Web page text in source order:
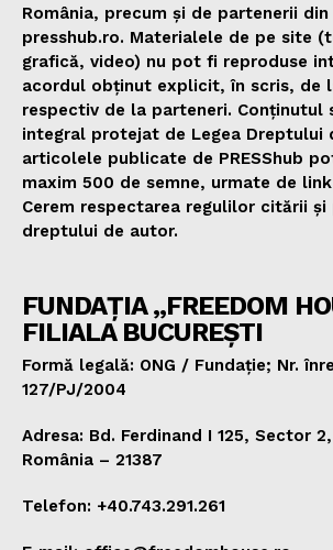
România, precum și de partenerii din
presshub.ro. Materialele de pe site
grafică, video) nu pot fi reproduse
acordul obținut explicit, în scris, de
respectiv de la parteneri. Conținutul
integral protejat de Legea Dreptului
articolele publicate de PRESShub
maxim 500 de semne, urmate de
Cerem respectarea regulilor citării și
dreptului de autor.
FUNDAȚIA „FREEDOM
FILIALA BUCUREȘTI
Formă legală: ONG / Fundație; Nr.
127/PJ/2004
Adresa: Bd. Ferdinand I 125, Sector
România – 21387
Telefon: +40.743.291.261